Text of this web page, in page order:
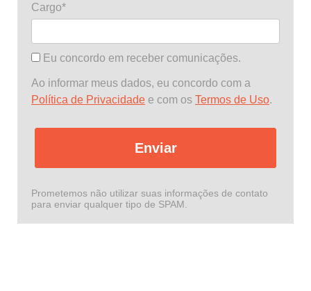
Cargo*
Eu concordo em receber comunicações.
Ao informar meus dados, eu concordo com a
Política de Privacidade e com os Termos de Uso.
Enviar
Prometemos não utilizar suas informações de contato
para enviar qualquer tipo de SPAM.